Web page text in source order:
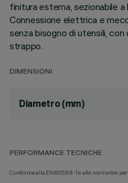
finitura esterna, sezionabile
Connessione elettrica e
senza bisogno di utensili,
strappo.
DIMENSIONI
Diametro (mm)
PERFORMANCE TECNICHE
Conforme alla EN60598-1 e alle normative